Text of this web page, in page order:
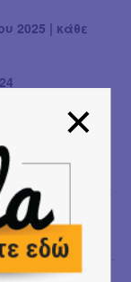
2025 | κάθε
14,
και
εργαστήρια
Έφη Χρυσού